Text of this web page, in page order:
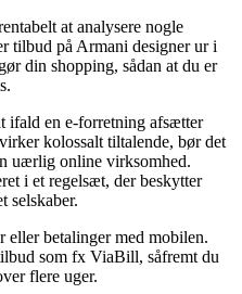
at analysere nogle
tilbud på Armani designer ur i
din shopping, sådan at du er
ifald en e-forretning afsætter
kolossalt tiltalende, bør det
uærlig online virksomhed.
i et regelsæt, der beskytter
selskaber.
eller betalinger med mobilen.
som fx ViaBill, såfremt du
flere uger.